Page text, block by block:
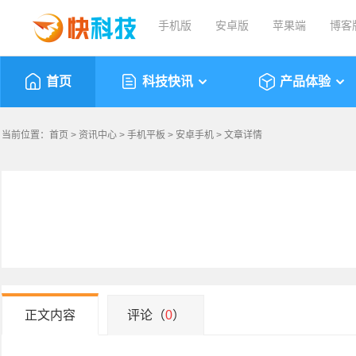
手机版 安卓版 苹果端 博客
首页 科技快讯 产品体验
当前位置： 首页 > 资讯中心 > 手机平板 > 安卓手机 > 文章详情
正文内容 评论（0）